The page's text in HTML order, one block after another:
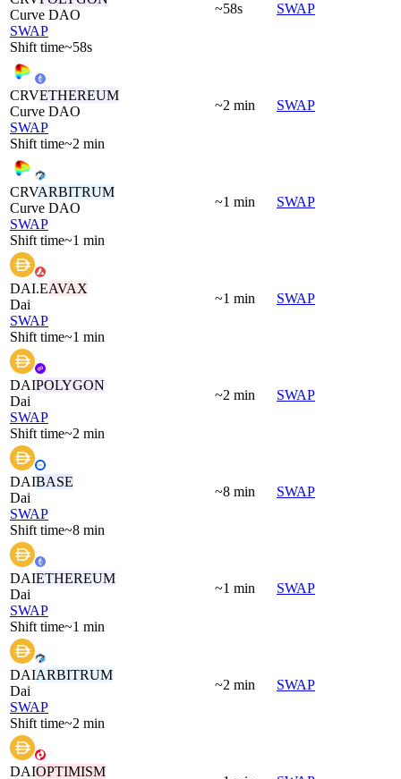
Curve DAO
SWAP
Shift time~58s
~58s SWAP
CRVETHEREUM
Curve DAO
SWAP
Shift time~2 min
~2 min SWAP
CRVARBITRUM
Curve DAO
SWAP
Shift time~1 min
~1 min SWAP
DAI.EAVAX
Dai
SWAP
Shift time~1 min
~1 min SWAP
DAIPOLYGON
Dai
SWAP
Shift time~2 min
~2 min SWAP
DAIBASE
Dai
SWAP
Shift time~8 min
~8 min SWAP
DAIETHEREUM
Dai
SWAP
Shift time~1 min
~1 min SWAP
DAIARBITRUM
Dai
SWAP
Shift time~2 min
~2 min SWAP
DAIOPTIMISM